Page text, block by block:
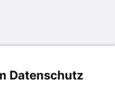
Datenschutz